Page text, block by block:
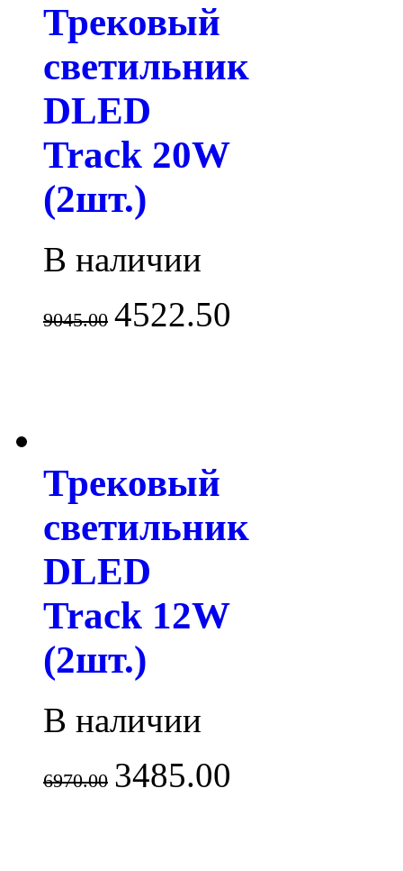
Трековый
светильник
DLED
Track 20W
(2шт.)
В наличии
9045.00 4522.50
Трековый
светильник
DLED
Track 12W
(2шт.)
В наличии
6970.00 3485.00